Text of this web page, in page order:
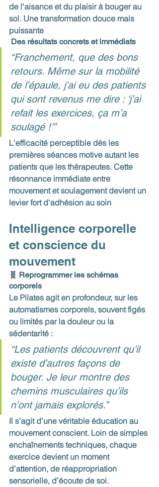
de l'aisance et du plaisir à bouger au
sol. Une transformation douce mais
puissante
Des résultats concrets et immédiats
“Franchement, que des bons
retours. Même sur la mobilité
de l’épaule, j’ai eu des patients
qui sont revenus me dire : ‘j’ai
refait les exercices, ça m’a
soulagé !’”
L'efficacité perceptible dés les
premières séances motive autant les
patients que les thérapeutes. Cette
résonnance immédiate entre
mouvement et soulagement devient un
levier fort d'adhésion au soin
Intelligence corporelle
et conscience du
mouvement
🧬 Reprogrammer les schémas
corporels
Le Pilates agit en profondeur, sur les
automatismes corporels, souvent figés
ou limités par la douleur ou la
sédentarité :
“Les patients découvrent qu’il
existe d’autres façons de
bouger. Je leur montre des
chemins musculaires qu’ils
n’ont jamais explorés.”
Il s’agit d’une véritable éducation au
mouvement conscient. Loin de simples
enchaînements techniques, chaque
exercice devient un moment
d’attention, de réappropriation
sensorielle, d’écoute de soi.